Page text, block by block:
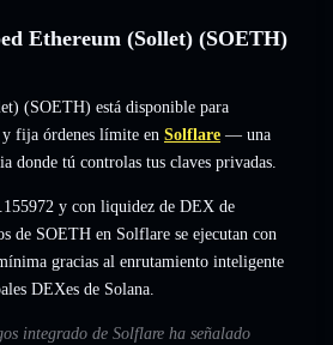
Ethereum (Sollet) (SOETH)
(SOETH) está disponible para
fija órdenes límite en Solflare — una
donde tú controlas tus claves privadas.
y con liquidez de DEX de
de SOETH en Solflare se ejecutan con
gracias al enrutamiento inteligente
DEXes de Solana.
integrado de Solflare ha señalado